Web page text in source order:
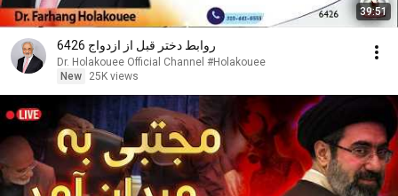
39:51
6426 روابط دختر قبل از ازدواج
Dr. Holakouee Official Channel #Holakouee
New
25K views